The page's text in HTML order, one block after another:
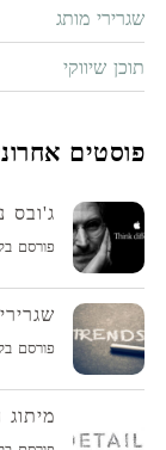
שגרירי מותג
תוכן שיווקי
פוסטים
ג'ובס
פורסם
שגרירי מותג
פורסם